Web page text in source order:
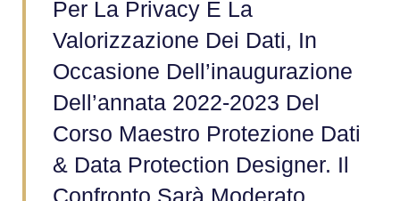
Per La Privacy E La
Valorizzazione Dei Dati, In
Occasione Dell’inaugurazione
Dell’annata 2022-2023 Del
Corso Maestro Protezione Dati
& Data Protection Designer. Il
Confronto Sarà Moderato